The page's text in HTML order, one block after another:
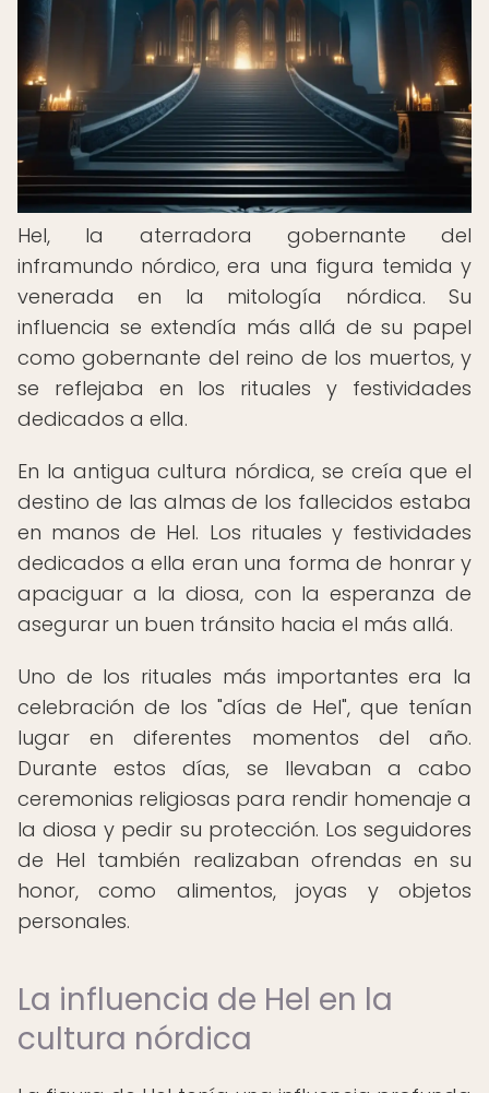
Hel, la aterradora gobernante del
inframundo nórdico, era una figura temida y
venerada en la mitología nórdica. Su
influencia se extendía más allá de su papel
como gobernante del reino de los muertos, y
se reflejaba en los rituales y festividades
dedicados a ella.
En la antigua cultura nórdica, se creía que el
destino de las almas de los fallecidos estaba
en manos de Hel. Los rituales y festividades
dedicados a ella eran una forma de honrar y
apaciguar a la diosa, con la esperanza de
asegurar un buen tránsito hacia el más allá.
Uno de los rituales más importantes era la
celebración de los "días de Hel", que tenían
lugar en diferentes momentos del año.
Durante estos días, se llevaban a cabo
ceremonias religiosas para rendir homenaje a
la diosa y pedir su protección. Los seguidores
de Hel también realizaban ofrendas en su
honor, como alimentos, joyas y objetos
personales.
La influencia de Hel en la
cultura nórdica